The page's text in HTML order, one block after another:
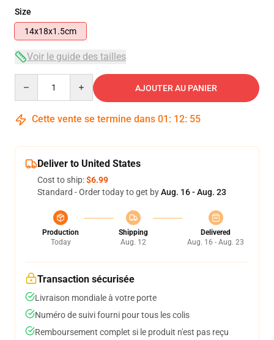
Size
14x18x1.5cm
Voir le guide des tailles
AJOUTER AU PANIER
Cette vente se termine dans 01 : 12: 55
Deliver to United States
Cost to ship:$6.99
Standard - Order today to get byAug. 16 - Aug. 23
Production
Today
Shipping
Aug. 12
Delivered
Aug. 16 - Aug. 23
Transaction sécurisée
Livraison mondiale à votre porte
Numéro de suivi fourni pour tous les colis
Remboursement complet si le produit n'est pas reçu